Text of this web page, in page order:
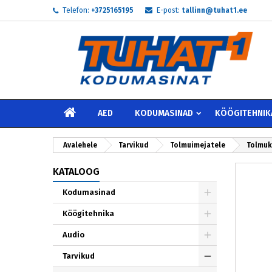
Telefon: +3725165195 E-post: tallinn@tuhat1.ee
AVALEHELE
AED KODUMASINAD
Avalehele Tarvikud Tolmuimejatele
KATALOOG
Kodumasinad
Köögitehnika
Audio
Tarvikud